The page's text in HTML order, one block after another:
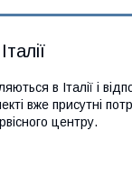
в Італії і
вже присутні
центру.